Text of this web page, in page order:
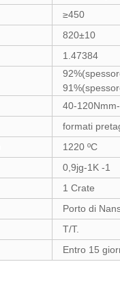
≥450
820±10
1.47384
92%(
40-
formati
1220 ºC
0,9jg-1K -1
1 Crate
Porto di
T/T.
Entro 15